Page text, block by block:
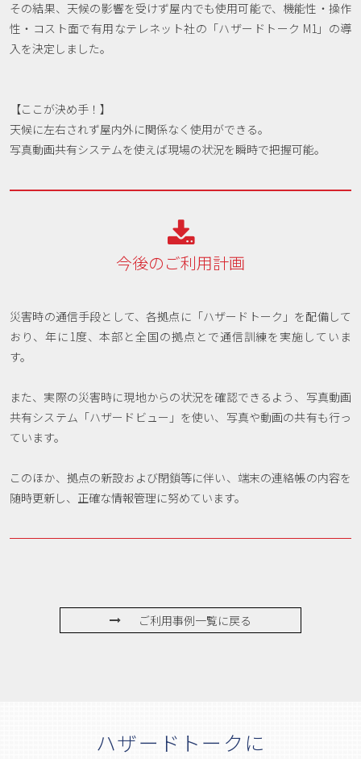
その結果、天候の影響を受けず屋内でも使用可能で、機能性・操作
性・コスト面で有用なテレネット社の「ハザードトーク M1」の導
入を決定しました。
【ここが決め手！】
天候に左右されず屋内外に関係なく使用ができる。
写真動画共有システムを使えば現場の状況を瞬時で把握可能。

今後のご利用計画
災害時の通信手段として、各拠点に「ハザードトーク」を配備して
おり、年に1度、本部と全国の拠点とで通信訓練を実施していま
す。
また、実際の災害時に現地からの状況を確認できるよう、写真動画
共有システム「ハザードビュー」を使い、写真や動画の共有も行っ
ています。
このほか、拠点の新設および閉鎖等に伴い、端末の連絡帳の内容を
随時更新し、正確な情報管理に努めています。
 ご利用事例一覧に戻る
ハザードトークに